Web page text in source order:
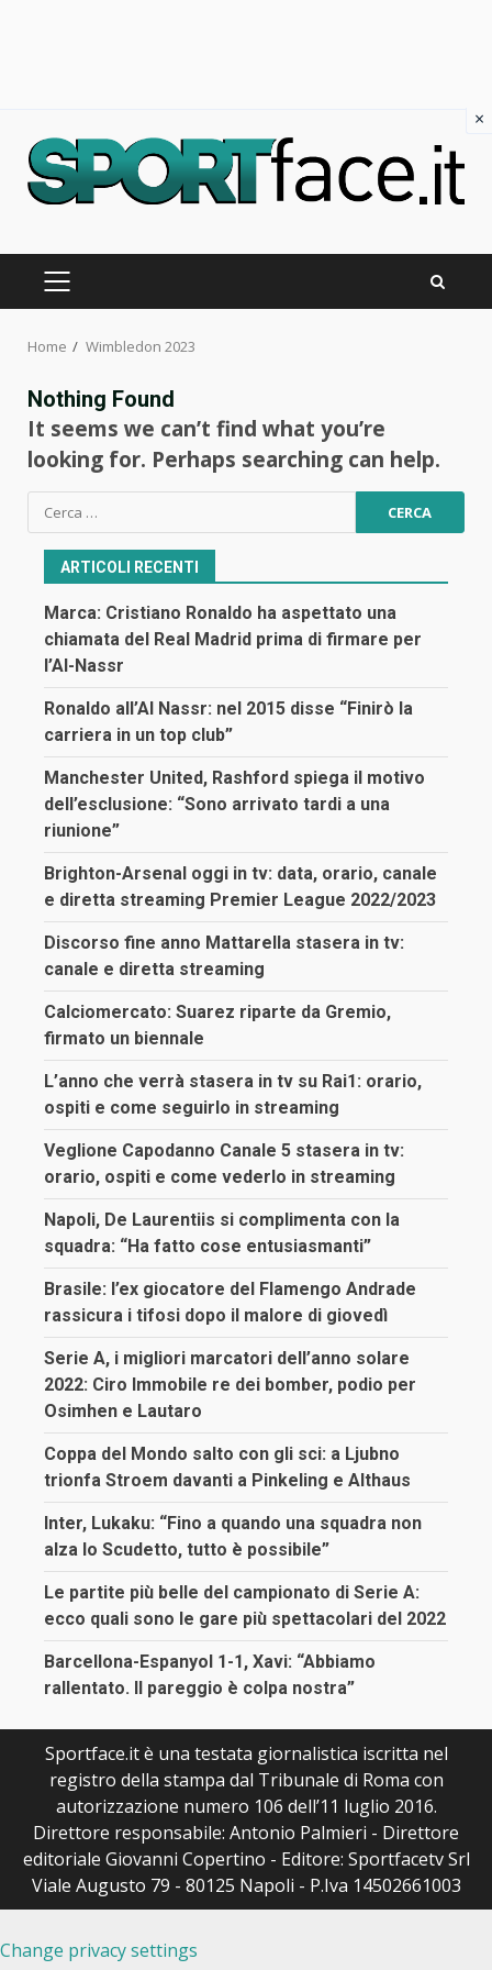
content
PRIMARY
Home Wimbledon 2023
Nothing Found
It seems we can’t find what you’re
looking for. Perhaps searching can help.
Ricerca
per:
ARTICOLI RECENTI
Marca: Cristiano Ronaldo ha aspettato una
chiamata del Real Madrid prima di firmare per
l’Al-Nassr
Ronaldo all’Al Nassr: nel 2015 disse “Finirò la
carriera in un top club”
Manchester United, Rashford spiega il motivo
dell’esclusione: “Sono arrivato tardi a una
riunione”
Brighton-Arsenal oggi in tv: data, orario, canale
e diretta streaming Premier League 2022/2023
Discorso fine anno Mattarella stasera in tv:
canale e diretta streaming
Calciomercato: Suarez riparte da Gremio,
firmato un biennale
L’anno che verrà stasera in tv su Rai1: orario,
ospiti e come seguirlo in streaming
Veglione Capodanno Canale 5 stasera in tv:
orario, ospiti e come vederlo in streaming
Napoli, De Laurentiis si complimenta con la
squadra: “Ha fatto cose entusiasmanti”
Brasile: l’ex giocatore del Flamengo Andrade
rassicura i tifosi dopo il malore di giovedì
Serie A, i migliori marcatori dell’anno solare
2022: Ciro Immobile re dei bomber, podio per
Osimhen e Lautaro
Coppa del Mondo salto con gli sci: a Ljubno
trionfa Stroem davanti a Pinkeling e Althaus
Inter, Lukaku: “Fino a quando una squadra non
alza lo Scudetto, tutto è possibile”
Le partite più belle del campionato di Serie A:
ecco quali sono le gare più spettacolari del 2022
Barcellona-Espanyol 1-1, Xavi: “Abbiamo
rallentato. Il pareggio è colpa nostra”
Sportface.it è una testata giornalistica iscritta nel
registro della stampa dal Tribunale di Roma con
autorizzazione numero 106 dell’11 luglio 2016.
Direttore responsabile: Antonio Palmieri - Direttore
editoriale Giovanni Copertino - Editore: Sportfacetv Srl
Viale Augusto 79 - 80125 Napoli - P.Iva 14502661003
Change privacy settings
×